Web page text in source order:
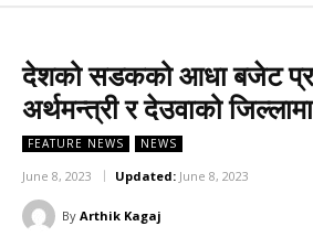
देशको सडकको आधा बजेट
अर्थमन्त्री र देउवाको जिल्लामा
FEATURE NEWS NEWS
June 8, 2023 Updated: June 8, 2023
By Arthik Kagaj